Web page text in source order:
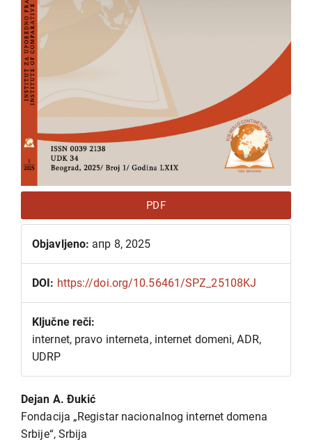
PDF
Objavljeno: апр 8, 2025
DOI: https://doi.org/10.56461/SPZ_25108KJ
Ključne reči:
internet, pravo interneta, internet domeni, ADR,
UDRP
Glavni
sadržaj
članka
Dejan A. Đukić
Fondacija „Registar nacionalnog internet domena
Srbije“, Srbija